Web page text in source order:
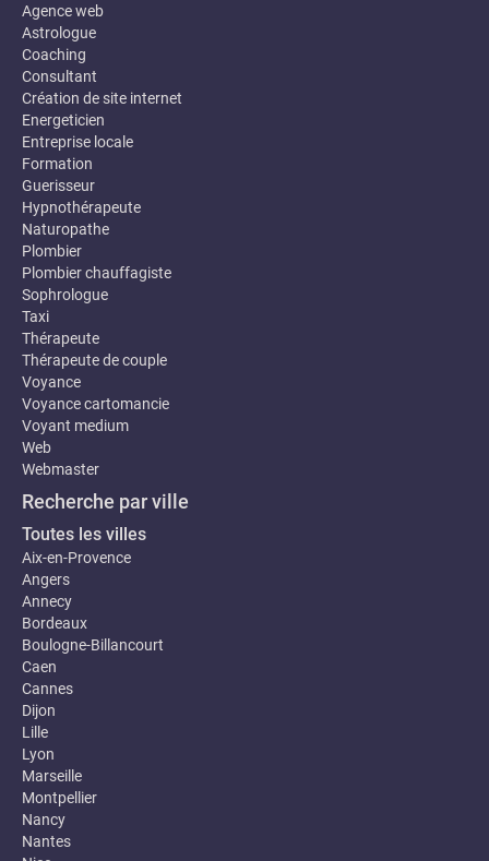
Agence web
Astrologue
Coaching
Consultant
Création de site internet
Energeticien
Entreprise locale
Formation
Guerisseur
Hypnothérapeute
Naturopathe
Plombier
Plombier chauffagiste
Sophrologue
Taxi
Thérapeute
Thérapeute de couple
Voyance
Voyance cartomancie
Voyant medium
Web
Webmaster
Recherche par ville
Toutes les villes
Aix-en-Provence
Angers
Annecy
Bordeaux
Boulogne-Billancourt
Caen
Cannes
Dijon
Lille
Lyon
Marseille
Montpellier
Nancy
Nantes